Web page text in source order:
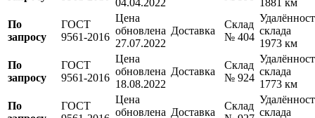
По
запросу
ГОСТ
9561-2016
Цена
обновлена
27.07.2022
Доставка
Склад
№ 404
склада
1973 км
По
запросу
ГОСТ
9561-2016
Цена
обновлена
18.08.2022
Доставка
Склад
№ 924
склада
1773 км
По
ГОСТ
Цена
обновлена Доставка
Склад
склада